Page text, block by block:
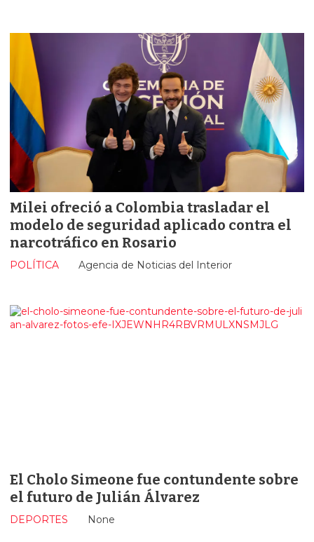
Milei ofreció a Colombia trasladar el
modelo de seguridad aplicado contra el
narcotráfico en Rosario
Agencia de Noticias del Interior
POLÍTICA
El Cholo Simeone fue contundente sobre
el futuro de Julián Álvarez
None
DEPORTES